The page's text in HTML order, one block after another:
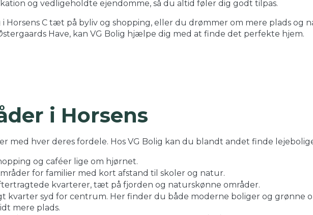
og vedligeholdte ejendomme, så du altid føler dig godt tilpas.
Horsens C tæt på byliv og shopping, eller du drømmer om mere plads og
Have, kan VG Bolig hjælpe dig med at finde det perfekte hjem.
i Horsens
med hver deres fordele. Hos VG Bolig kan du blandt andet finde
og caféer lige om hjørnet.
for familier med kort afstand til skoler og natur.
kvarterer, tæt på fjorden og naturskønne områder.
kvarter syd for centrum. Her finder du både moderne boliger og grønne
mere plads.